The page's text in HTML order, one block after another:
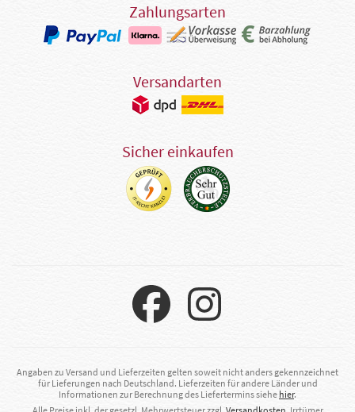
Zahlungsarten
Versandarten
Sicher einkaufen
Angaben zu Versand und Lieferzeiten gelten soweit nicht anders gekennzeichnet
für Lieferungen nach Deutschland. Lieferzeiten für andere Länder und
Informationen zur Berechnung des Liefertermins siehe hier.
Alle Preise inkl. der gesetzl. Mehrwertsteuer zzgl. Versandkosten . Irrtümer